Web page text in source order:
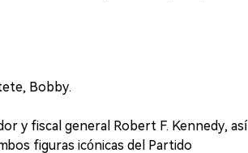
Bobby.
y fiscal general Robert F. Kennedy, así
figuras icónicas del Partido